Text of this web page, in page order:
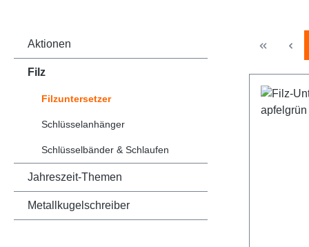
Aktionen
Filz
Filzuntersetzer
Schlüsselanhänger
Schlüsselbänder & Schlaufen
Jahreszeit-Themen
Metallkugelschreiber